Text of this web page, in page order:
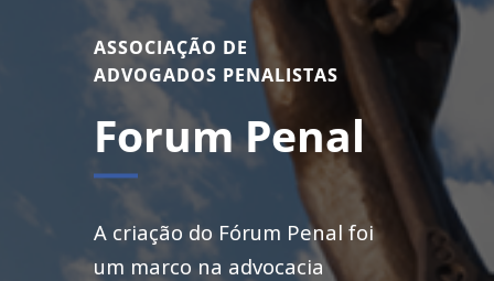
ASSOCIAÇÃO DE
ADVOGADOS PENALISTAS
Forum Penal
A criação do Fórum Penal foi
um marco na advocacia